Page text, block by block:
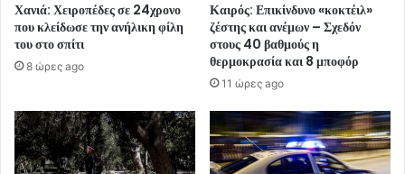
Χανιά: Χειροπέδες σε 24χρονο
που κλείδωσε την ανήλικη φίλη
του στο σπίτι
8 ώρες ago
Καιρός: Επικίνδυνο «κοκτέιλ»
ζέστης και ανέμων – Σχεδόν
στους 40 βαθμούς η
θερμοκρασία και 8 μποφόρ
11 ώρες ago